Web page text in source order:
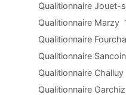
Qualitionnaire Jouet-
Qualitionnaire Marzy
Qualitionnaire
Qualitionnaire
Qualitionnaire Challuy
Qualitionnaire